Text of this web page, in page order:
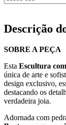
Descrição
SOBRE A PEÇA
Esta Escultura
única de arte e
design exclusivo,
destacando os
verdadeira joia.
Adornada com